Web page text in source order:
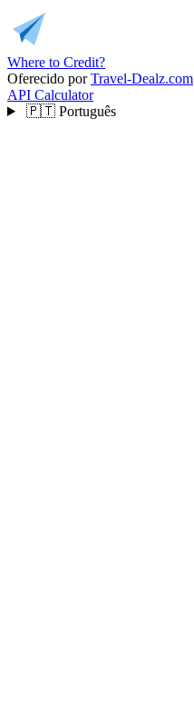
Where to Credit?
Oferecido por Travel-Dealz.com
API Calculator
🇵🇹 Português